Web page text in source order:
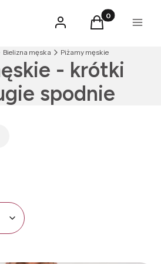
Zaloguj sięProdukty w
Koszyk Menu
Bielizna męska Piżamy męskie
- krótki
spodnie